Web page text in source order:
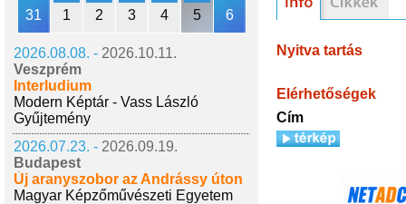
31 1 2 3 4 5 6
2026.08.08. - 2026.10.11.
Veszprém
Interludium
Modern Képtár - Vass László
Gyűjtemény
2026.07.23. - 2026.09.19.
Budapest
Új aranyszobor az Andrássy úton
Magyar Képzőművészeti Egyetem
Nyitva tartás
Elérhetőségek
Cím